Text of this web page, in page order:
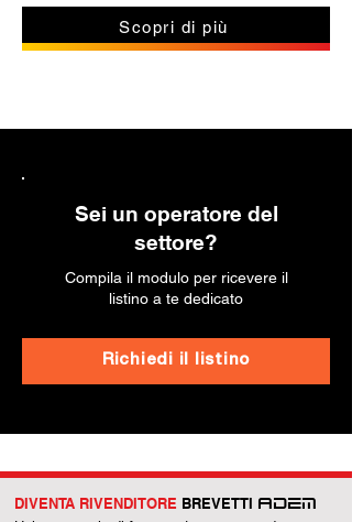
Scopri di più
Sei un operatore del
settore?
Compila il modulo per ricevere il
listino a te dedicato
Richiedi il listino
DIVENTA RIVENDITORE BREVETTI ADEM